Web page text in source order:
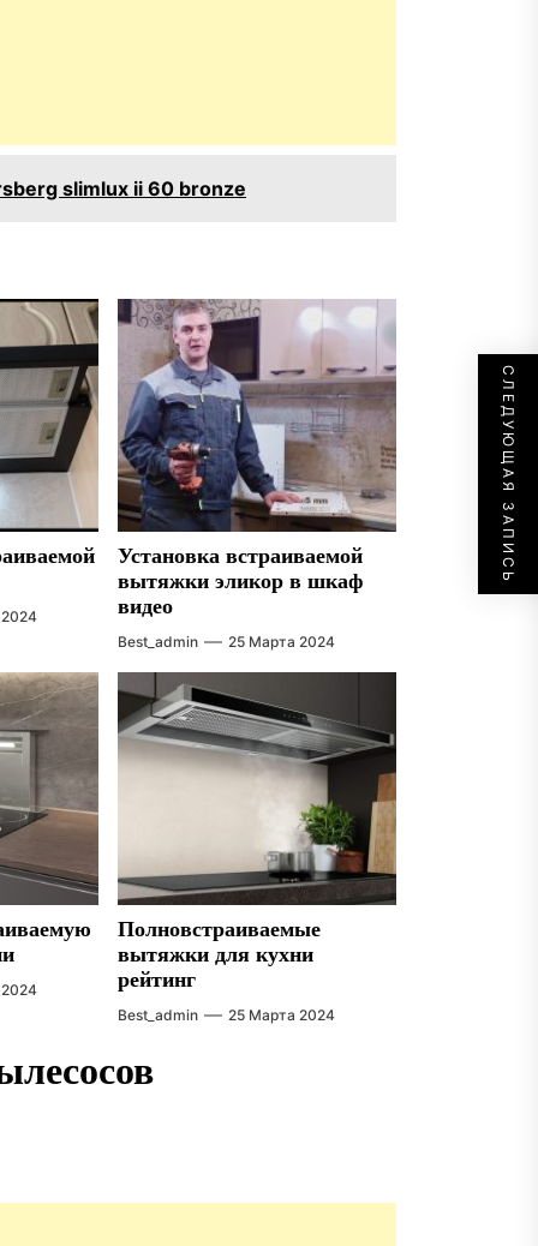
slimlux ii 60 bronze
СЛЕДУЮЩАЯ ЗАПИСЬ
Установка встраиваемой
вытяжки эликор в шкаф
видео
Best_admin 25 Марта 2024
Полновстраиваемые
вытяжки для кухни
рейтинг
Best_admin 25 Марта 2024